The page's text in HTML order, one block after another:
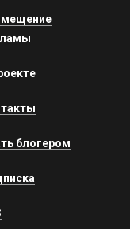
блогером